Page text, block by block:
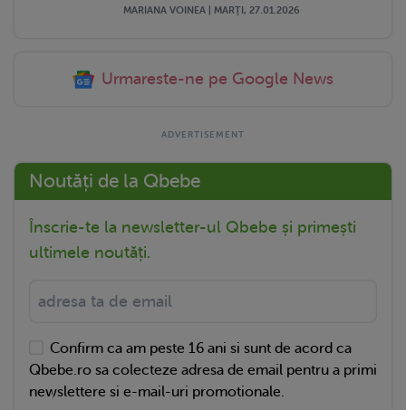
MARIANA VOINEA | MARŢI, 27.01.2026
Urmareste-ne pe Google News
Noutăți de la Qbebe
Înscrie-te la newsletter-ul Qbebe și primești
ultimele noutăți.
Confirm ca am peste 16 ani si sunt de acord ca
Qbebe.ro sa colecteze adresa de email pentru a primi
newslettere si e-mail-uri promotionale.